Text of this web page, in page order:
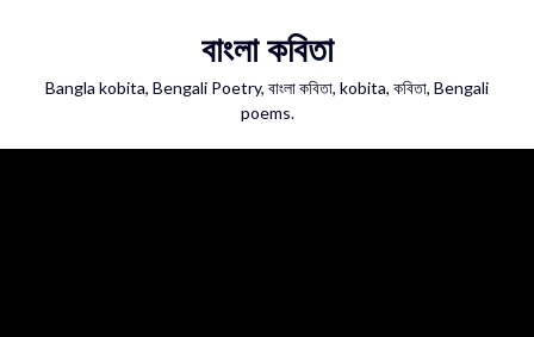
বাংলা কবিতা
Bangla kobita, Bengali Poetry, বাংলা কবিতা, kobita, কবিতা, Bengali
poems.